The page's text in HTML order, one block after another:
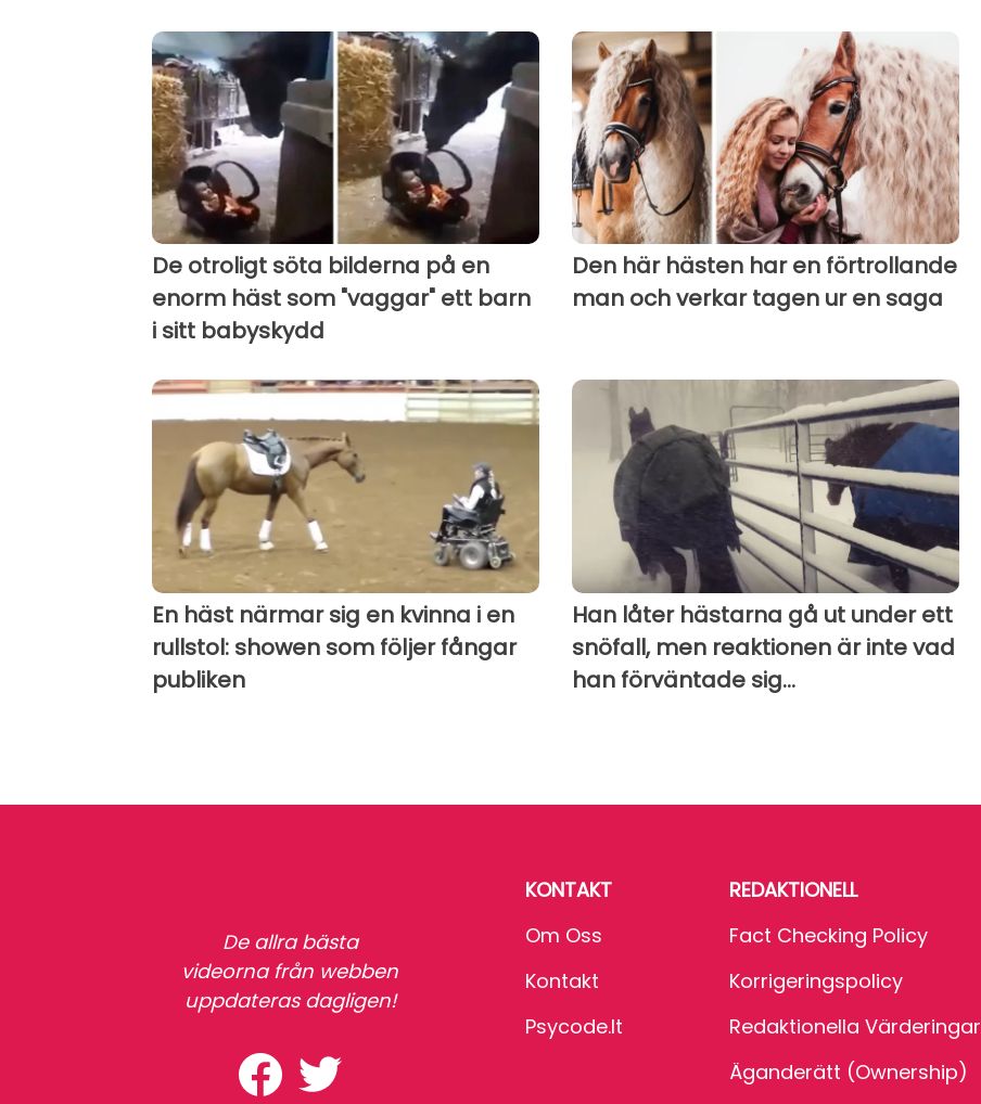
De otroligt söta bilderna på en
enorm häst som "vaggar" ett barn
i sitt babyskydd
Den här hästen har en förtrollande
man och verkar tagen ur en saga
En häst närmar sig en kvinna i en
rullstol: showen som följer fångar
publiken
Han låter hästarna gå ut under ett
snöfall, men reaktionen är inte vad
han förväntade sig...
De allra bästa
videorna från webben
uppdateras dagligen!
KONTAKT
Om Oss
Kontakt
Psycode.it
REDAKTIONELL
Fact Checking Policy
Korrigeringspolicy
Redaktionella Värderingar
Äganderätt (Ownership)